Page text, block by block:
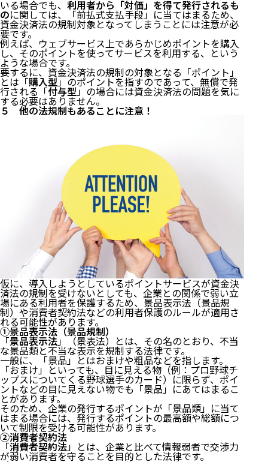
いる場合でも、 利用者から「対価」を得て発行されるも
のに関しては、「前払式支払手段」に当てはまるため、
資金決済法の規制対象となってしまうことには注意が必
要です。
例えば、ウェブサービス上であらかじめポイントを購入
し、そのポイントを使ってサービスを利用する、という
ような場合です。
要するに、資金決済法の規制の対象となる「ポイント」
とは「購入型」のポイントを指すのであって、無償で発
行される「付与型 」の場合には資金決済法の問題を気に
する必要はありません。
５ 他の法規制もあることに注意！
仮に、導入しようとしているポイントサービスが資金決
済法の規制を受けないとしても、企業との関係で弱い立
場にある利用者を保護するため、景品表示法（景品規
制）や消費者契約法などの利用者保護のルールが適用さ
れる可能性があります。
①景品表示法（景品規制）
「景品表示法」（景表法）とは、その名のとおり、不当
な景品類と不当な表示を規制する法律です。
一般に、「景品」とはおまけや粗品などを指します。
「おまけ」といっても、目に見える物（例：プロ野球チ
ップスについてくる野球選手のカード）に限らず、ポイ
ントなどの目に見えない物でも「景品」にあてはまるこ
とがあります。
そのため、企業の発行するポイントが「景品類」に当て
はまる場合には、発行するポイントの最高額や総額につ
いて制限を受ける可能性があります。
②消費者契約法
「消費者契約法」とは、企業と比べて情報弱者で交渉力
が弱い消費者を守ることを目的とした法律です。